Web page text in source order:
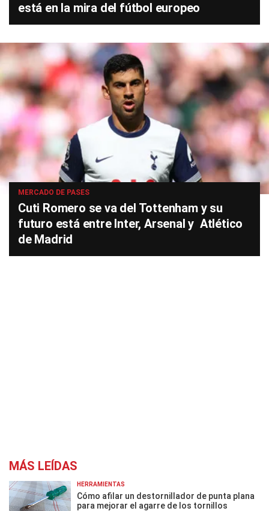
está en la mira del fútbol europeo
MERCADO DE PASES
Cuti Romero se va del Tottenham y su
futuro está entre Inter, Arsenal y Atlético
de Madrid
MÁS LEÍDAS
HERRAMIENTAS
Cómo afilar un destornillador de punta plana
para mejorar el agarre de los tornillos